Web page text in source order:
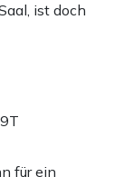
ist doch
für ein